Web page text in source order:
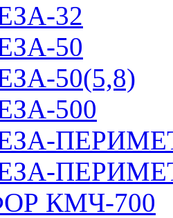
32
50
50(5,8)
500
КМЧ-700